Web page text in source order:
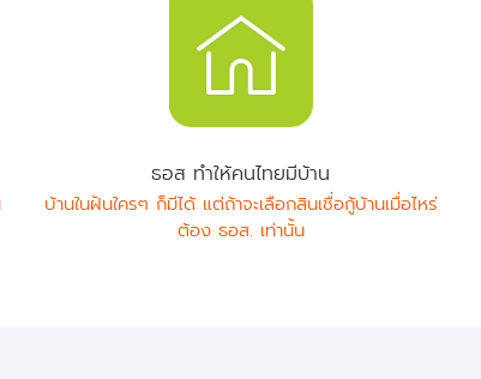
ธอส ทำให้คนไทยมีบ้าน
บ้านในฝันใครๆ ก็มีได้ แต่ถ้าจะเลือกสินเชื่อกู้บ้านเมื่อไหร่
ต้อง ธอส. เท่านั้น